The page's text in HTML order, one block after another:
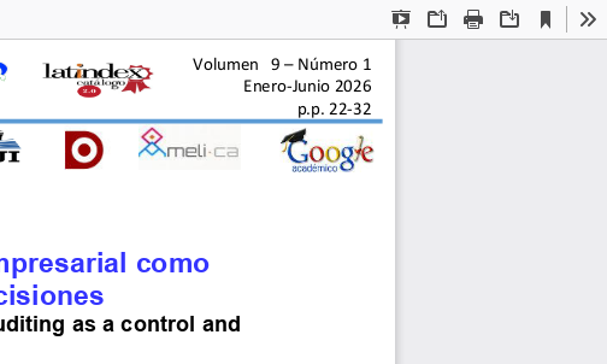
Presentation
OpenPrint Download
Current
View
Volumen   9 – Número 1
Enero-Junio 2026
p.p. 22-32
como
as a control and